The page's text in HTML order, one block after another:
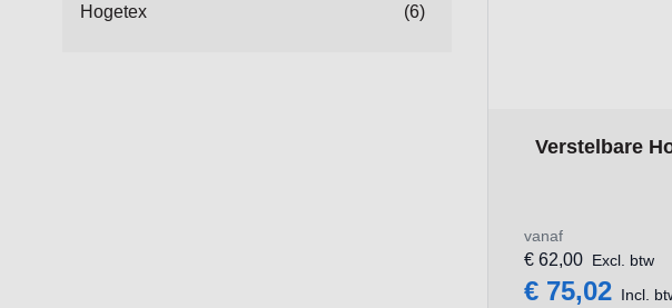
Hogetex (6)
Verstelbare
The price
vanaf
€ 75,02 Incl.
€ 62,00 Excl. btw